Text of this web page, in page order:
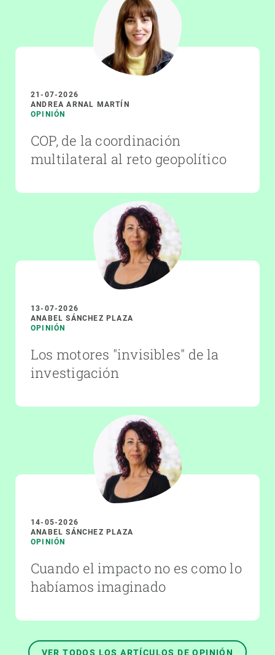
21-07-2026
ANDREA ARNAL MARTÍN
OPINIÓN
COP, de la coordinación
multilateral al reto geopolítico
13-07-2026
ANABEL SÁNCHEZ PLAZA
OPINIÓN
Los motores "invisibles" de la
investigación
14-05-2026
ANABEL SÁNCHEZ PLAZA
OPINIÓN
Cuando el impacto no es como lo
habíamos imaginado
VER TODOS LOS ARTÍCULOS DE OPINIÓN